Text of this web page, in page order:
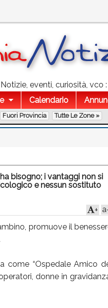
eventi, curiosità, vco
Calendario
Fuori Provincia Tutte Le Zone »
bisogno; i vantaggi non si
e nessun sostituto
+
promuove il
come “Ospedale Amico
donne in